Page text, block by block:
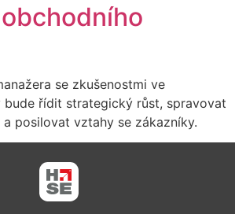
se zkušenostmi ve
řídit strategický růst, spravovat
posilovat vztahy se zákazníky.